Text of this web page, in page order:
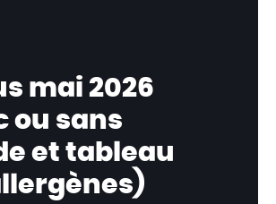
mai 2026
ou sans
et tableau